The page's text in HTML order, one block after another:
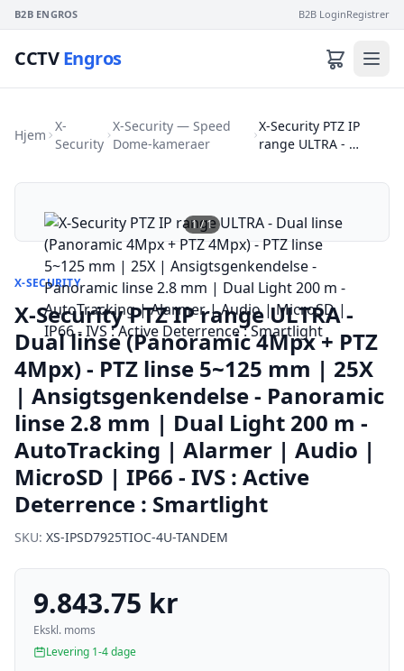
B2B ENGROS B2B LoginRegistrer
CCTVEngros
Hjem
X-
Security
X-Security — Speed
Dome-kameraer
X-Security PTZ IP
range ULTRA - …
1/1
X-SECURITY
X-Security PTZ IP range ULTRA -
Dual linse (Panoramic 4Mpx + PTZ
4Mpx) - PTZ linse 5~125 mm | 25X
| Ansigtsgenkendelse - Panoramic
linse 2.8 mm | Dual Light 200 m -
AutoTracking | Alarmer | Audio |
MicroSD | IP66 - IVS : Active
Deterrence : Smartlight
SKU: XS-IPSD7925TIOC-4U-TANDEM
9.843.75 kr
Ekskl. moms
Levering 1-4 dage